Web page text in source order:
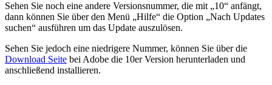
Sehen Sie noch eine andere Versionsnummer, die mit „10“ anfängt,
dann können Sie über den Menü „Hilfe“ die Option „Nach Updates
suchen“ ausführen um das Update auszulösen.
Sehen Sie jedoch eine niedrigere Nummer, können Sie über die
Download Seite bei Adobe die 10er Version herunterladen und
anschließend installieren.